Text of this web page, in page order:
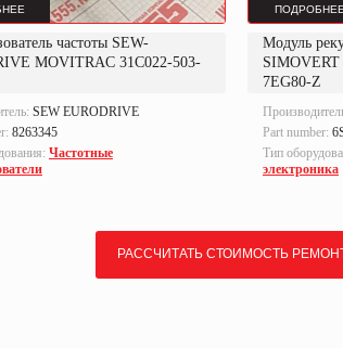
частоты SEW-
MOVITRAC 31C022-503-
SEW EURODRIVE
8263345
Частотные
Модуль
SIMOVERT
7EG80-Z
Part number:
Тип
электроника
РАССЧИТАТЬ СТОИМОСТЬ